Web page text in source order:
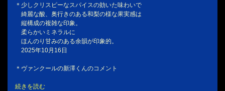
＊少しクリスピーなスパイスの効いた味わいで
綺麗な酸、奥行きのある和梨の様な果実感は
縦構成の複雑な印象。
柔らかいミネラルに
ほんのり甘みのある余韻が印象的。
2025年10月16日
＊ヴァンクールの新澤くんのコメント
続きを読む